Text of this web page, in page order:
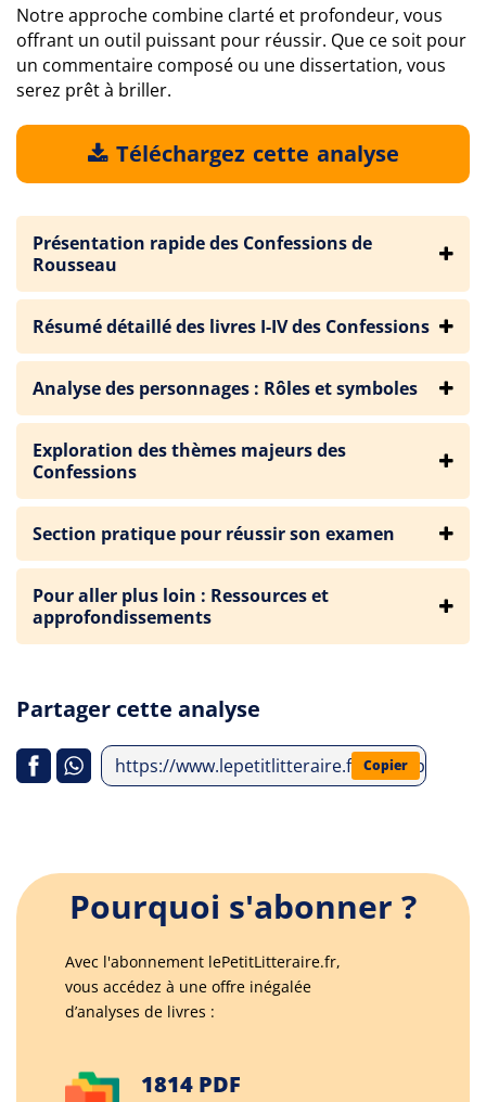
Notre approche combine clarté et profondeur, vous
offrant un outil puissant pour réussir. Que ce soit pour
un commentaire composé ou une dissertation, vous
serez prêt à briller.
Téléchargez cette analyse
Présentation rapide des Confessions de
Rousseau
Résumé détaillé des livres I-IV des Confessions
Analyse des personnages : Rôles et symboles
Exploration des thèmes majeurs des
Confessions
Section pratique pour réussir son examen
Pour aller plus loin : Ressources et
approfondissements
Partager cette analyse
https://www.lepetitlitteraire.fr/index.php/
Copier
Pourquoi s'abonner ?
Avec l'abonnement lePetitLitteraire.fr,
vous accédez à une offre inégalée
d’analyses de livres :
1814 PDF